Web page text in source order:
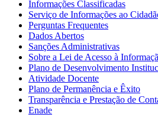
Informações Classificadas
Serviço de Informações ao
Perguntas Frequentes
Dados Abertos
Sanções Administrativas
Sobre a Lei de Acesso à
Plano de Desenvolvimento
Atividade Docente
Plano de Permanência e Êxito
Transparência e Prestação de
Enade